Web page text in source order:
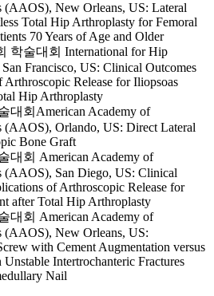
(AAOS), New Orleans, US: Lateral
Total Hip Arthroplasty for Femoral
70 Years of Age and Older
학술대회 International for Hip
Francisco, US: Clinical Outcomes
Release for Iliopsoas
Hip Arthroplasty
대회American Academy of
(AAOS), Orlando, US: Direct Lateral
Bone Graft
대회 American Academy of
(AAOS), San Diego, US: Clinical
of Arthroscopic Release for
after Total Hip Arthroplasty
대회 American Academy of
(AAOS), New Orleans, US:
with Cement Augmentation versus
Intertrochanteric Fractures
Nail